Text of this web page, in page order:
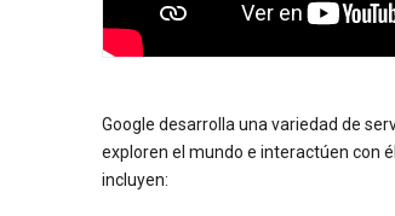
Google desarrolla una variedad de
exploren el mundo e interactúen con
incluyen: